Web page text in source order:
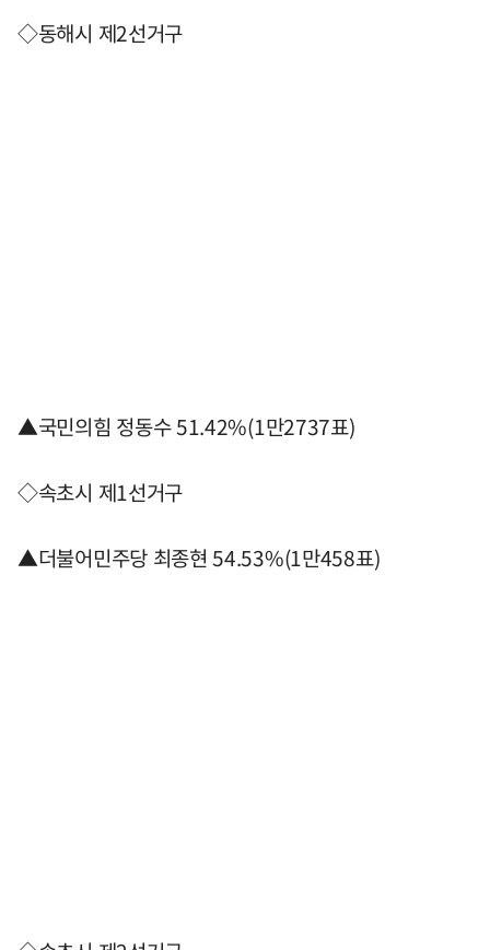
◇동해시 제2선거구
▲국민의힘 정동수 51.42%(1만2737표)
◇속초시 제1선거구
▲더불어민주당 최종현 54.53%(1만458표)